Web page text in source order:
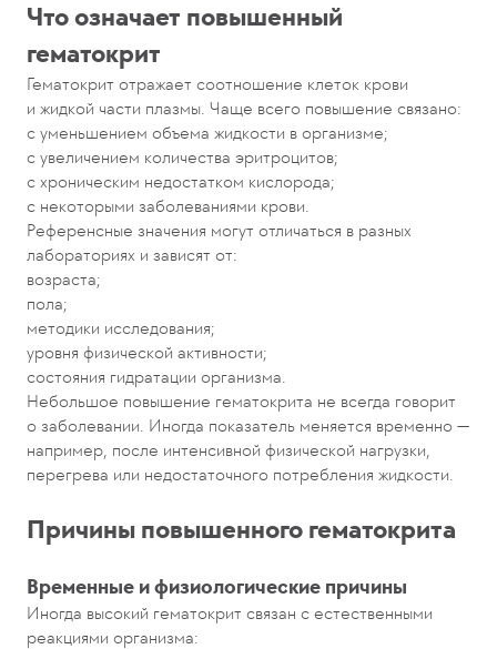
Что означает повышенный
гематокрит
Гематокрит отражает соотношение клеток крови
и жидкой части плазмы. Чаще всего повышение связано:
с уменьшением объема жидкости в организме;
с увеличением количества эритроцитов;
с хроническим недостатком кислорода;
с некоторыми заболеваниями крови.
Референсные значения могут отличаться в разных
лабораториях и зависят от:
возраста;
пола;
методики исследования;
уровня физической активности;
состояния гидратации организма.
Небольшое повышение гематокрита не всегда говорит
о заболевании. Иногда показатель меняется временно —
например, после интенсивной физической нагрузки,
перегрева или недостаточного потребления жидкости.
Причины повышенного гематокрита
Временные и физиологические причины
Иногда высокий гематокрит связан с естественными
реакциями организма: